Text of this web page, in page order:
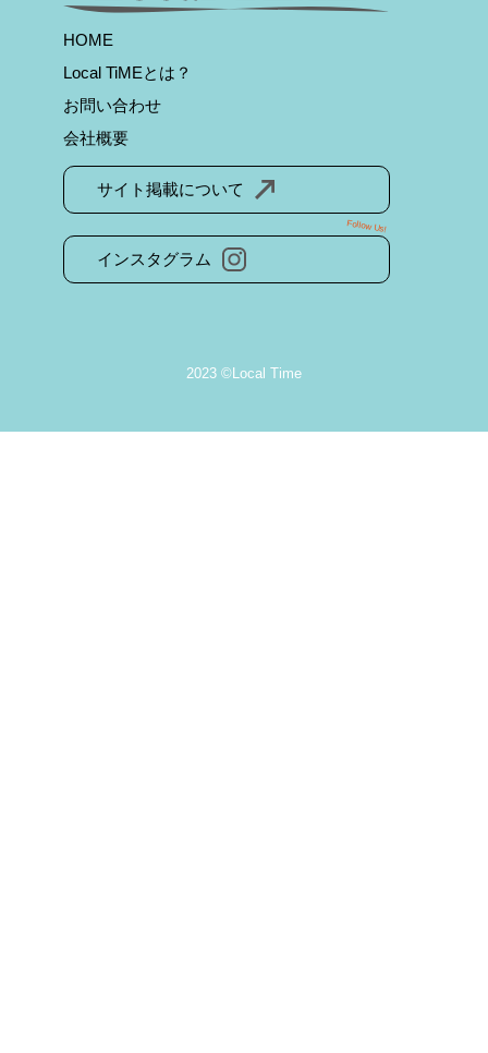
HOME
Local TiMEとは？
お問い合わせ
会社概要
サイト掲載について
インスタグラム
Follow Us!
2023 ©Local Time